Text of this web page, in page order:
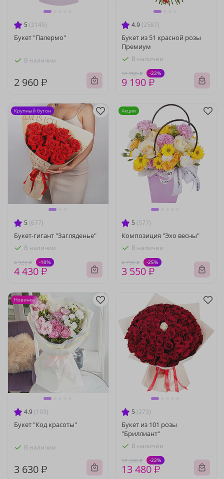
5 (2145)
Букет "Палермо"
В наличии
2 960 ₽
4.9 (2587)
Букет из 51 красной розы
Премиум
В наличии
11 780 ₽ -22%
9 190 ₽
5 (677)
Букет-гигант "Загляденье"
В наличии
4 920 ₽ -10%
4 430 ₽
Крупный бутон
5 (577)
Композиция "Эхо весны"
В наличии
4 730 ₽ -25%
3 550 ₽
Акция
4.9 (193)
Букет "Код красоты"
В наличии
3 630 ₽
Новинка
5 (273)
Букет из 101 розы
"Бриллиант"
В наличии
17 280 ₽ -22%
13 480 ₽